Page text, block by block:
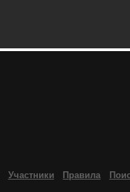
Участники Правила